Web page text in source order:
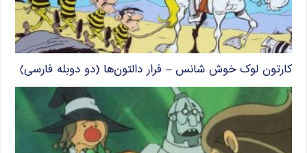
کارتون لوک خوش شانس – فرار دالتون‌ها (دو دوبله فارسی)